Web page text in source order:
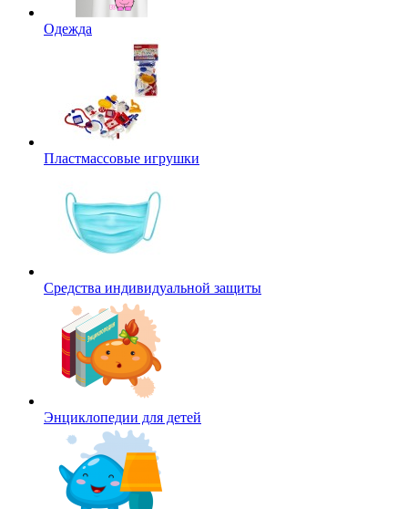
Одежда
Пластмассовые игрушки
Средства индивидуальной защиты
Энциклопедии для детей